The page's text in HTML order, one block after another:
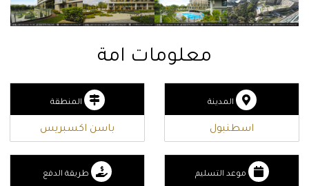
معلومات امة
المدينة
اسطنبول
المنطقة
باسن اكسبريس
موعد التسليم طريقة الدفع